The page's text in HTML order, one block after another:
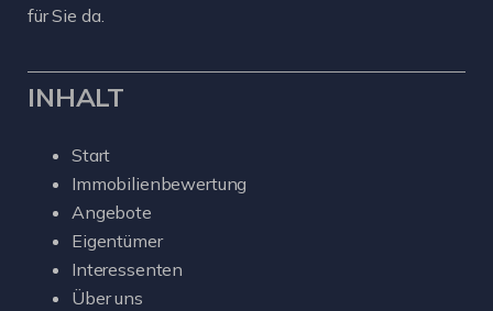
für Sie da.
INHALT
Start
Immobilienbewertung
Angebote
Eigentümer
Interessenten
Über uns